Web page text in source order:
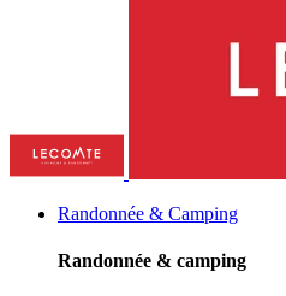
Randonnée & Camping
Randonnée & camping